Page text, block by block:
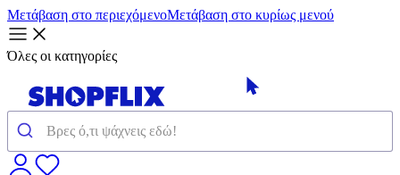
Μετάβαση στο περιεχόμενοΜετάβαση στο κυρίως μενού
Όλες οι κατηγορίες